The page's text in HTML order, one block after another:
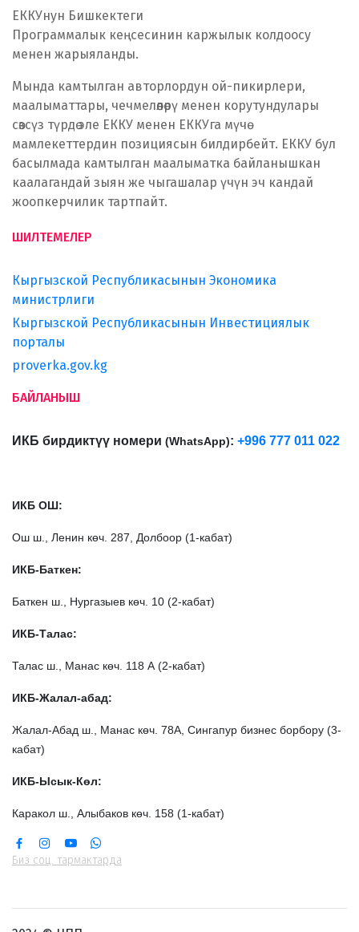
ЕККУнун Бишкектеги
Программалык кеңсесинин каржылык колдоосу
менен жарыяланды.
Мында камтылган авторлордун ой-пикирлери,
маалыматтары, чечмелөөлөрү менен корутундулары
сөзсүз түрдө эле ЕККУ менен ЕККУга мүчө
мамлекеттердин позициясын билдирбейт. ЕККУ бул
басылмада камтылган маалыматка байланышкан
каалагандай зыян же чыгашалар үчүн эч кандай
жоопкерчилик тартпайт.
ШИЛТЕМЕЛЕР
Кыргызской Республикасынын Экономика
министрлиги
Кыргызской Республикасынын Инвестициялык
порталы
proverka.gov.kg
БАЙЛАНЫШ
ИКБ бирдиктүү номери (WhatsApp): +996 777 011 022
ИКБ ОШ:
Ош ш., Ленин көч. 287, Долбоор (1-кабат)
ИКБ-Баткен:
Баткен ш., Нургазыев көч. 10 (2-кабат)
ИКБ-Талас:
Талас ш., Манас көч. 118 А (2-кабат)
ИКБ-Жалал-абад:
Жалал-Абад ш., Манас көч. 78А, Сингапур бизнес борбору (3-
кабат)
ИКБ-Ысык-Көл:
Каракол ш., Алыбаков көч. 158 (1-кабат)
Биз соц. тармактарда